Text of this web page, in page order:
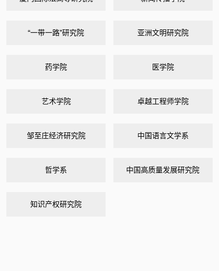
“一带一路”研究院 亚洲文明研究院
药学院 医学院
艺术学院 卓越工程师学院
邹至庄经济研究院 中国语言文学系
哲学系 中国高质量发展研究院
知识产权研究院